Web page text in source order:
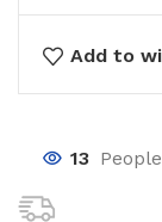
Add to
13